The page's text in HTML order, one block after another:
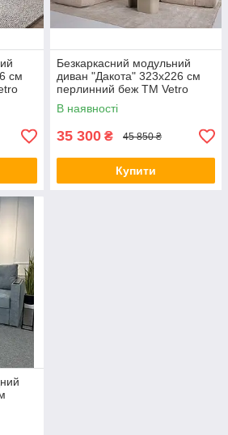
см
Безкаркасний модульний
диван "Дакота" 323х226 см
перлинний беж ТМ Vetro
Mebel
В наявності
35 300 ₴ 45 850 ₴
Купити